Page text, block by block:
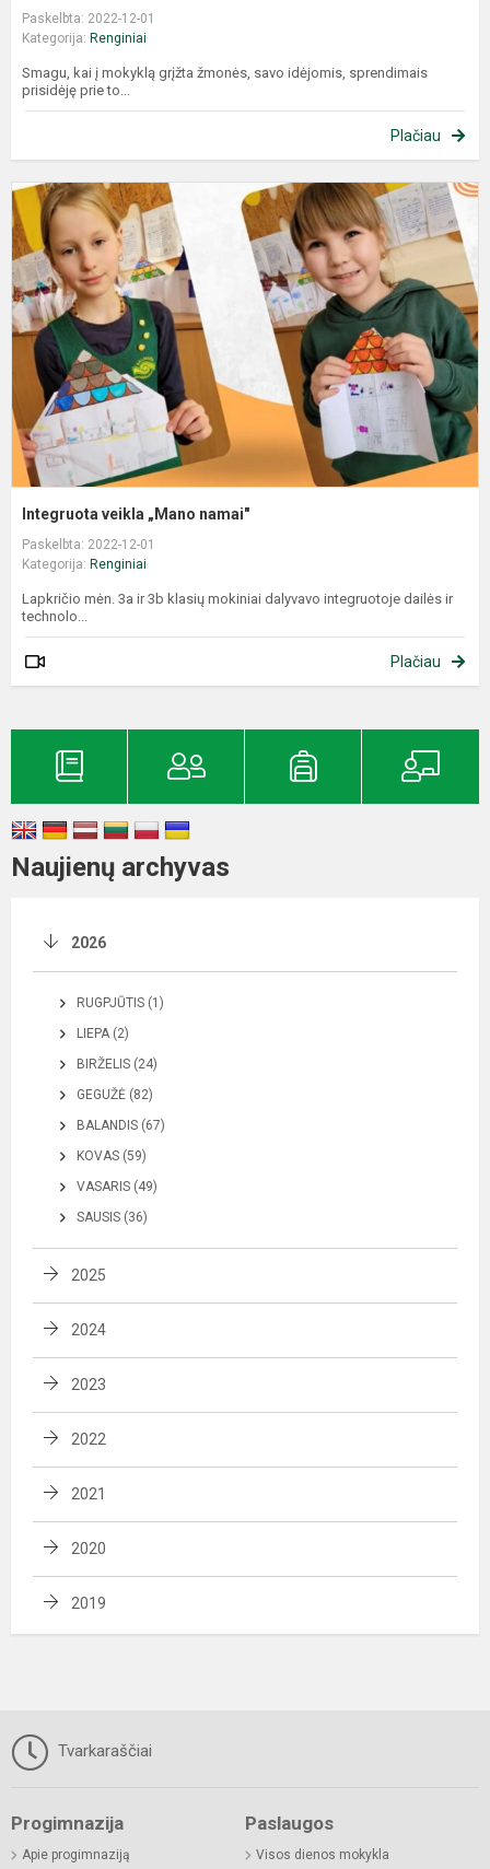
Paskelbta: 2022-12-01
Kategorija: Renginiai
Smagu, kai į mokyklą grįžta žmonės, savo idėjomis, sprendimais
prisidėję prie to...
Plačiau
Integruota veikla „Mano namai"
Paskelbta: 2022-12-01
Kategorija: Renginiai
Lapkričio mėn. 3a ir 3b klasių mokiniai dalyvavo integruotoje dailės ir
technolo...
Plačiau
Naujienų archyvas
2026
RUGPJŪTIS (1)
LIEPA (2)
BIRŽELIS (24)
GEGUŽĖ (82)
BALANDIS (67)
KOVAS (59)
VASARIS (49)
SAUSIS (36)
2025
2024
2023
2022
2021
2020
2019
Tvarkaraščiai
Progimnazija
Apie progimnaziją
Paslaugos
Visos dienos mokykla